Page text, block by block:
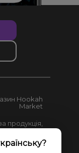
Hookah
Market
продукція,
аксесуари,
сигарети